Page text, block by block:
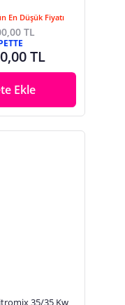
En Düşük Fiyatı
TL
TL
Ekle
35/35 Kw